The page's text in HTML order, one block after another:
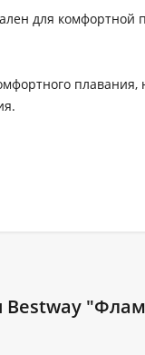
для комфортной
плавания,